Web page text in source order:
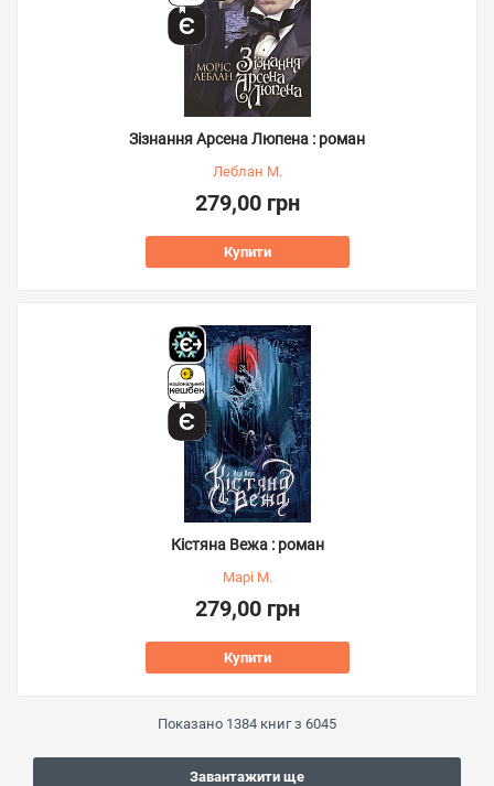
Зізнання Арсена Люпена : роман
Леблан М.
279,00 грн
Купити
Кістяна Вежа : роман
Марі М.
279,00 грн
Купити
Показано 1384 книг з 6045
Завантажити ще